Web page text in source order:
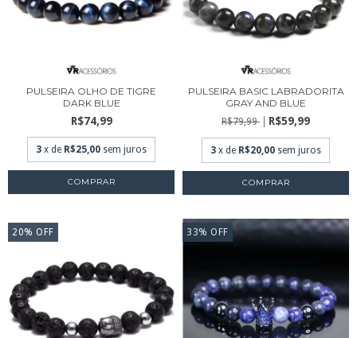
PULSEIRA OLHO DE TIGRE
DARK BLUE
R$74,99
3 x de R$25,00 sem juros
COMPRAR
PULSEIRA BASIC LABRADORITA
GRAY AND BLUE
R$79,99 R$59,99
3 x de R$20,00 sem juros
COMPRAR
20% OFF 33% OFF